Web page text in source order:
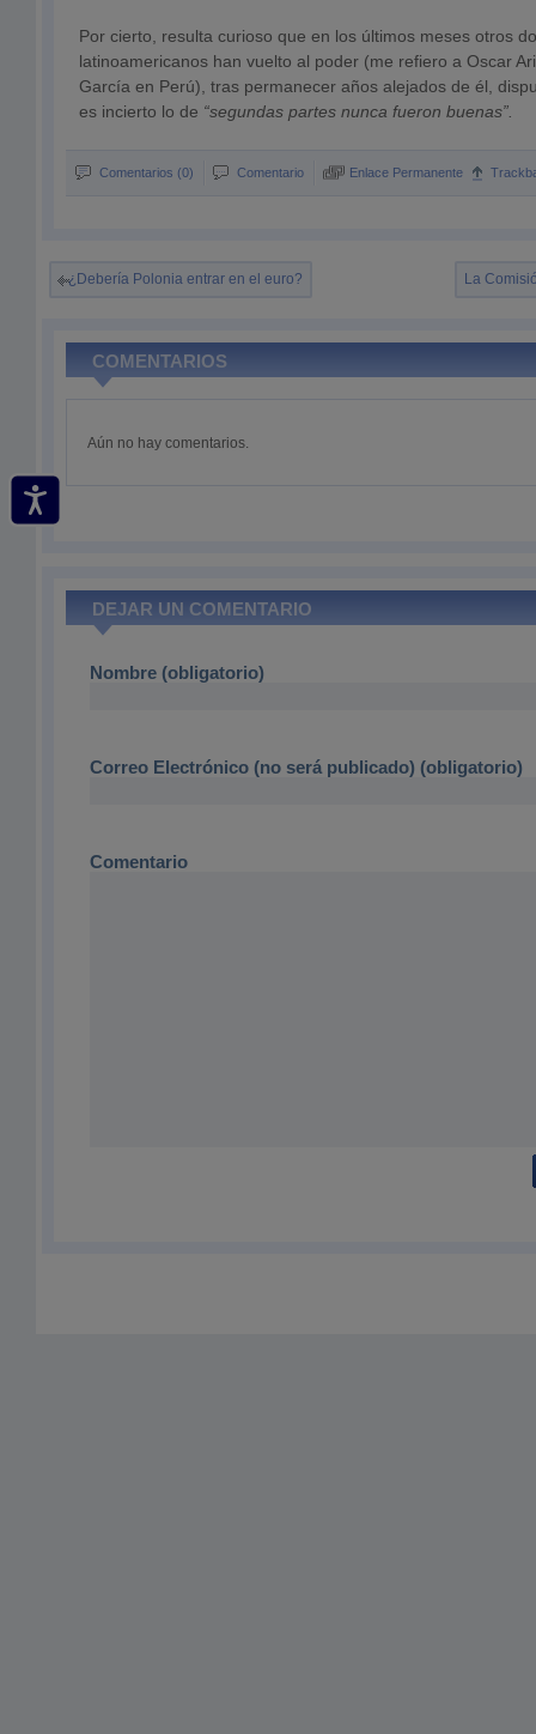
Por cierto, resulta curioso que en los últimos meses otros
latinoamericanos han vuelto al poder (me refiero a Oscar
García en Perú), tras permanecer años alejados de él,
es incierto lo de “segundas partes nunca fueron buenas”.
Comentarios (0) Comentario Enlace Permanente
¿Debería Polonia entrar en el euro? La
COMENTARIOS
Aún no hay comentarios.
DEJAR UN COMENTARIO
Nombre (obligatorio)
Correo Electrónico (no será publicado) (obligatorio)
Comentario